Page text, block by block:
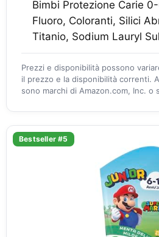
Bimbi Protezione Carie
Fluoro, Coloranti, Silici
Titanio, Sodium Lauryl
Prezzi e disponibilità possono
il prezzo e la disponibilità correnti.
sono marchi di Amazon.com, Inc. o
Bestseller #5